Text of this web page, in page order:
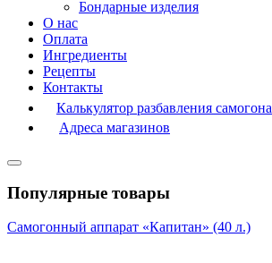
Бондарные изделия
О нас
Оплата
Ингредиенты
Рецепты
Контакты
Калькулятор разбавления самогона
Адреса магазинов
Популярные товары
Самогонный аппарат «Капитан» (40 л.)